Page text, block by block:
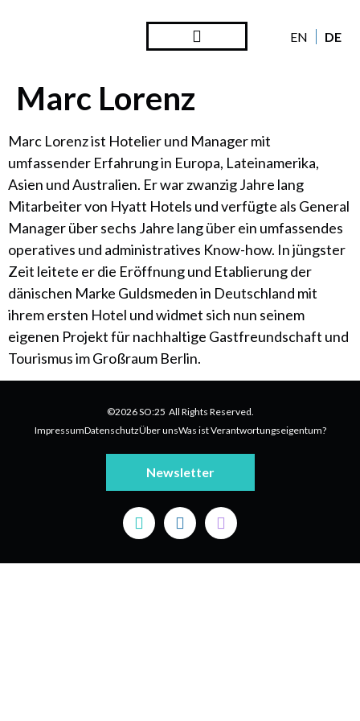
EN DE
Marc Lorenz
Marc Lorenz ist Hotelier und Manager mit
umfassender Erfahrung in Europa, Lateinamerika,
Asien und Australien. Er war zwanzig Jahre lang
Mitarbeiter von Hyatt Hotels und verfügte als General
Manager über sechs Jahre lang über ein umfassendes
operatives und administratives Know-how. In jüngster
Zeit leitete er die Eröffnung und Etablierung der
dänischen Marke Guldsmeden in Deutschland mit
ihrem ersten Hotel und widmet sich nun seinem
eigenen Projekt für nachhaltige Gastfreundschaft und
Tourismus im Großraum Berlin.
©2026 SO:25 All Rights Reserved.
ImpressumDatenschutzÜber unsWas ist Verantwortungseigentum?
Newsletter